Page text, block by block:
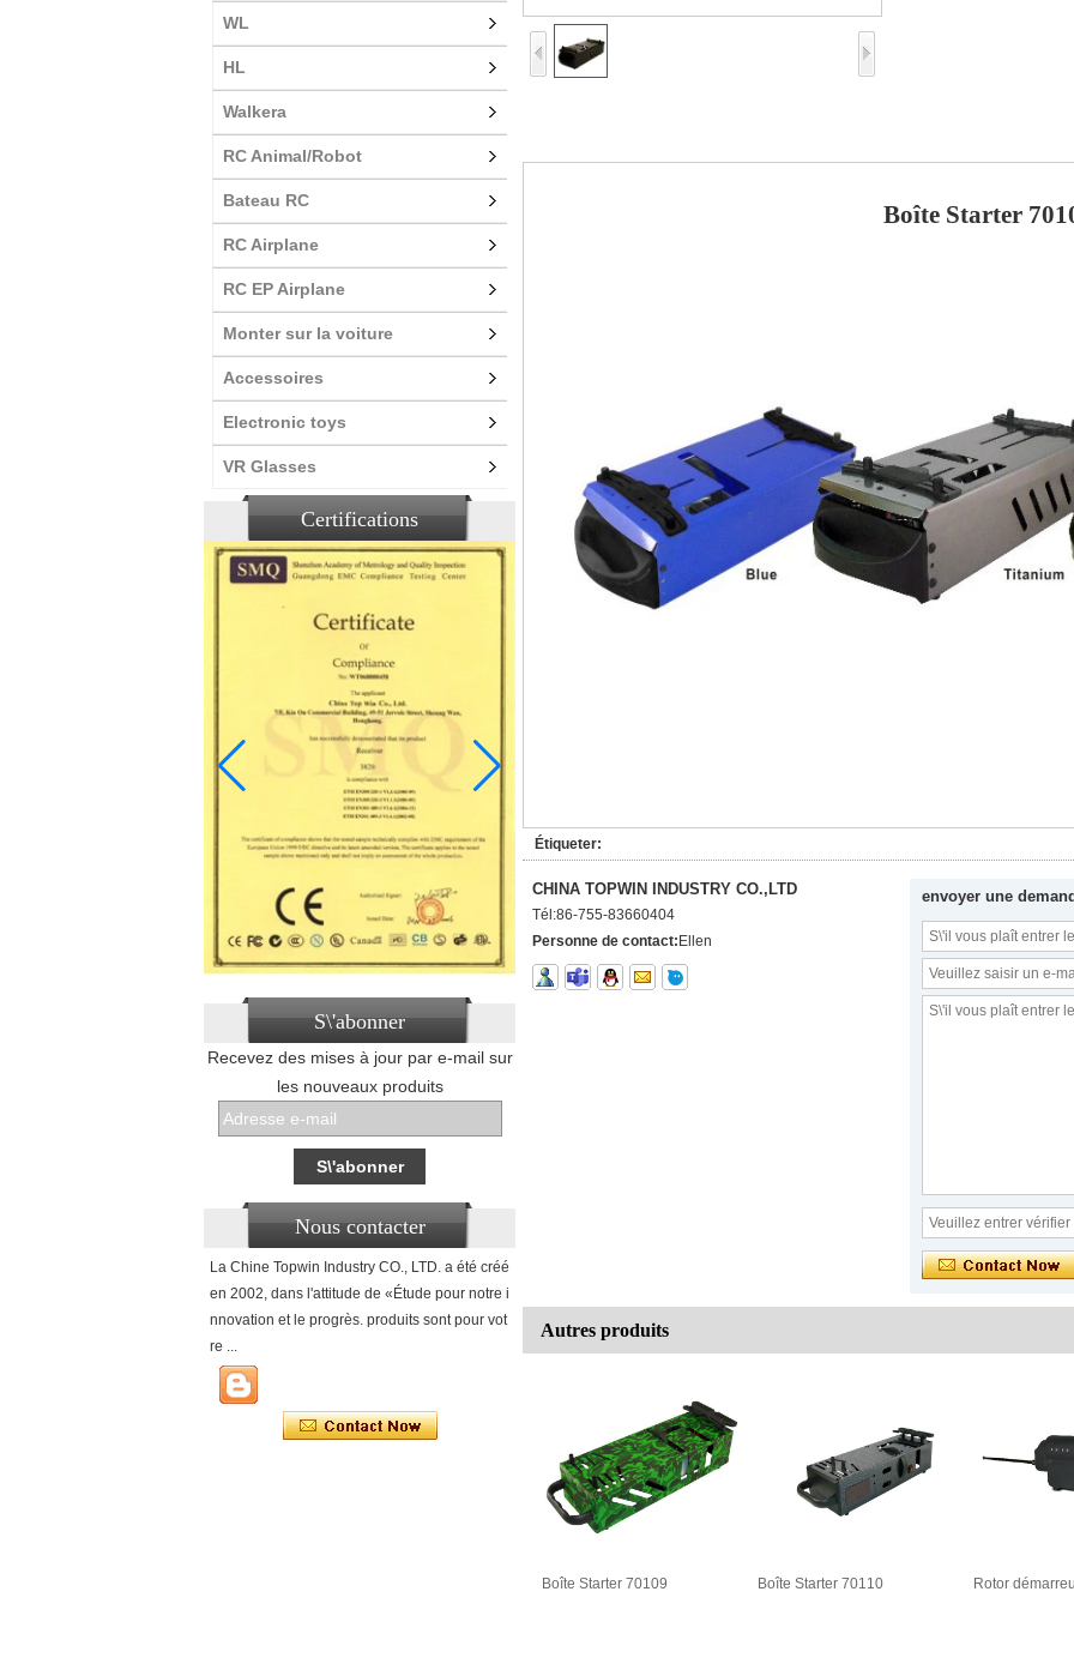
WL
HL
Walkera
RC Animal/Robot
Bateau RC
RC Airplane
RC EP Airplane
Monter sur la voiture
Accessoires
Electronic toys
VR Glasses
Certifications
S\'abonner
Recevez des mises à jour par e-mail sur
les nouveaux produits
Nous contacter
La Chine Topwin Industry CO., LTD. a été créé
en 2002, dans l'attitude de «Étude pour notre i
nnovation et le progrès. produits sont pour vot
re ...
Boîte Starter
Étiqueter:
CHINA TOPWIN INDUSTRY CO.,LTD
Tél:86-755-83660404
Personne de contact:Ellen
envoyer une
Autres produits
Boîte Starter 70109 Boîte Starter 70110 Rotor